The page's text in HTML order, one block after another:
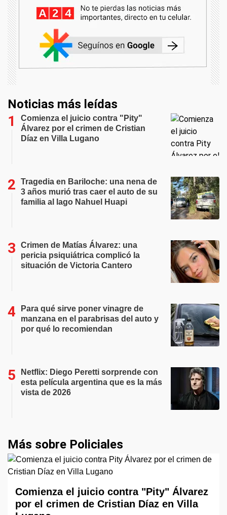
Noticias más leídas
Comienza el juicio contra "Pity"
Álvarez por el crimen de Cristian
Díaz en Villa Lugano
Tragedia en Bariloche: una nena de
3 años murió tras caer el auto de su
familia al lago Nahuel Huapi
Crimen de Matías Álvarez: una
pericia psiquiátrica complicó la
situación de Victoria Cantero
Para qué sirve poner vinagre de
manzana en el parabrisas del auto y
por qué lo recomiendan
Netflix: Diego Peretti sorprende con
esta película argentina que es la más
vista de 2026
Más sobre Policiales
Comienza el juicio contra "Pity" Álvarez
por el crimen de Cristian Díaz en Villa